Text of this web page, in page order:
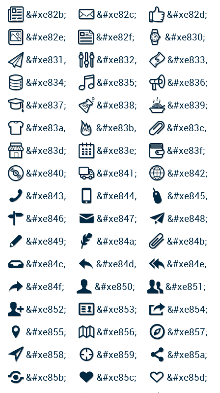
 &#xe82b; &#xe82c; &#xe82d;
 &#xe82e; &#xe82f;  &#xe830;
&#xe831; &#xe832; &#xe833;
 &#xe834; &#xe835; &#xe836;
&#xe837; &#xe838; &#xe839;
&#xe83a;  &#xe83b; &#xe83c;
&#xe83d; &#xe83e; &#xe83f;
&#xe840; &#xe841; &#xe842;
 &#xe843;  &#xe844;  &#xe845;
&#xe846; &#xe847; &#xe848;
 &#xe849;  &#xe84a; &#xe84b;
&#xe84c;  &#xe84d; &#xe84e;
 &#xe84f;  &#xe850; &#xe851;
&#xe852; &#xe853; &#xe854;
 &#xe855; &#xe856; &#xe857;
&#xe858;  &#xe859;  &#xe85a;
&#xe85b;  &#xe85c;  &#xe85d;